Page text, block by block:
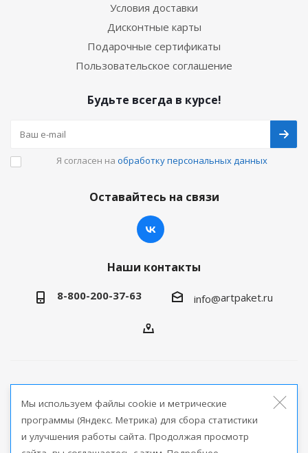
Условия доставки
Дисконтные карты
Подарочные сертификаты
Пользовательское соглашение
Будьте всегда в курсе!
Я согласен на обработку персональных данных
Оставайтесь на связи
Наши контакты
8-800-200-37-63 info@artpaket.ru
продукции
Версия для печати
Мы используем файлы cookie и метрические
программы (Яндекс. Метрика) для сбора статистики
и улучшения работы сайта. Продолжая просмотр